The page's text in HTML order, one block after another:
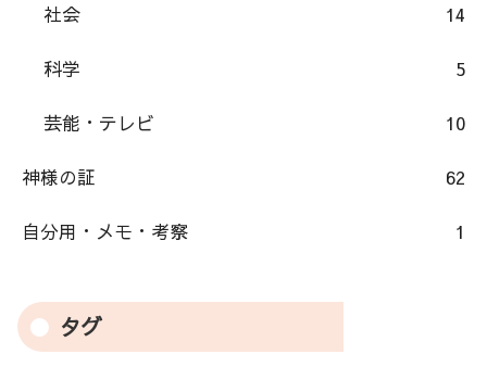
社会 14
科学 5
芸能・テレビ 10
神様の証 62
自分用・メモ・考察 1
タグ